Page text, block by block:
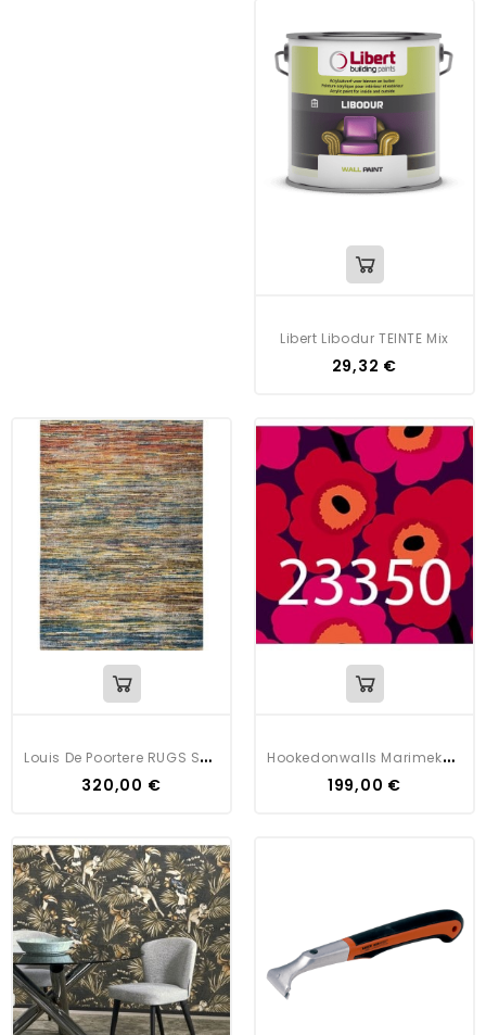
Libert Libodur TEINTE Mix
29,32 €
L
Ouis De Poortere RUGS SARI 8871
320,00 €
H
Ookedonwalls Marimekko Volume 5
199,00 €